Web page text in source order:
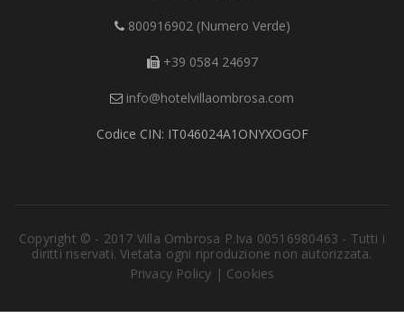
800916902 (Numero Verde)
+39 0584 24697
info@hotelvillaombrosa.com
Codice CIN: IT046024A1ONYXOGOF
Copyright © - 2017 Villa Ombrosa P.Iva 00516980463 - Tutti i
diritti riservati. Vietata ogni riproduzione non autorizzata.
Privacy Policy | Cookies